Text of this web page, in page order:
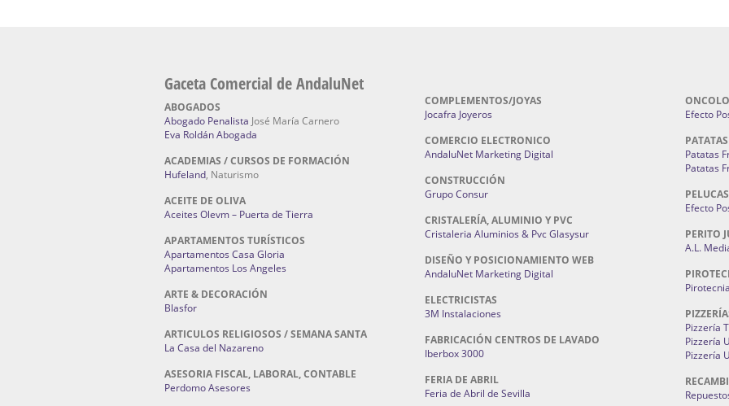
Gaceta Comercial de AndaluNet
ABOGADOS
Abogado Penalista José María Carnero
Eva Roldán Abogada
ACADEMIAS / CURSOS DE FORMACIÓN
Hufeland, Naturismo
ACEITE DE OLIVA
Aceites Olevm – Puerta de Tierra
APARTAMENTOS TURÍSTICOS
Apartamentos Casa Gloria
Apartamentos Los Angeles
ARTE & DECORACIÓN
Blasfor
ARTICULOS RELIGIOSOS / SEMANA SANTA
La Casa del Nazareno
ASESORIA FISCAL, LABORAL, CONTABLE
Perdomo Asesores
COMPLEMENTOS/JOYAS
Jocafra Joyeros
COMERCIO ELECTRONICO
AndaluNet Marketing Digital
CONSTRUCCIÓN
Grupo Consur
CRISTALERÍA, ALUMINIO Y PVC
Cristaleria Aluminios & Pvc Glasysur
DISEÑO Y POSICIONAMIENTO WEB
AndaluNet Marketing Digital
ELECTRICISTAS
3M Instalaciones
FABRICACIÓN CENTROS DE LAVADO
Iberbox 3000
FERIA DE ABRIL
Feria de Abril de Sevilla
Efecto
Patatas
Patatas
PELUCAS
Efecto
PERITO
A.L.
Pizzería
Pizzería
Pizzería